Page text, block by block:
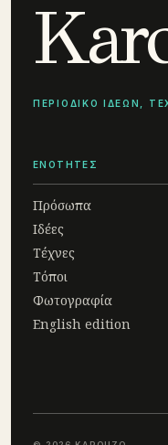
ΠΕΡΙΟΔΙΚΟ ΙΔΕΩΝ,
ΕΝΟΤΗΤΕΣ
Πρόσωπα
Ιδέες
Τέχνες
Τόποι
Φωτογραφία
English edition